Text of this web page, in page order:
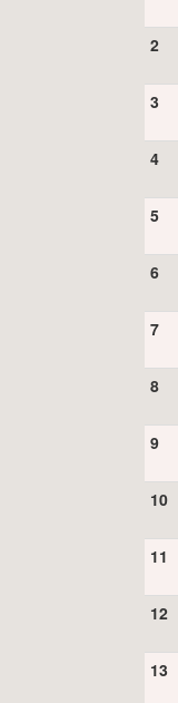
2
3
4
5
6
7
8
9
10
11
12
13